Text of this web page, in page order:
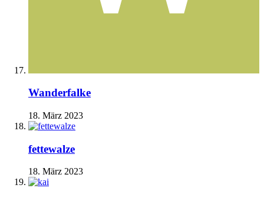
Wanderfalke
18. März 2023
fettewalze
18. März 2023